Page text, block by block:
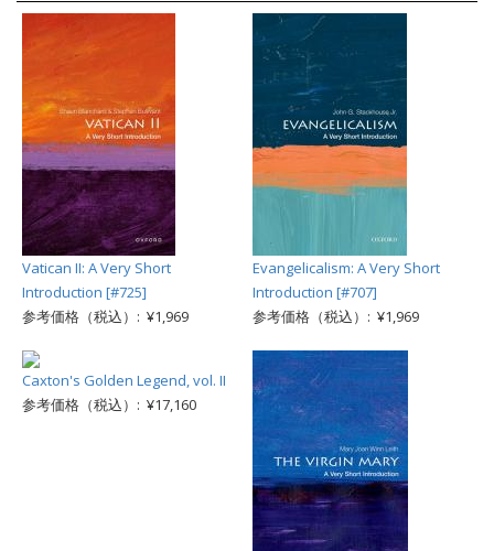
Vatican II: A Very Short
Introduction [#725]
参考価格（税込）: ¥1,969
Evangelicalism: A Very Short
Introduction [#707]
参考価格（税込）: ¥1,969
Caxton's Golden Legend, vol. II
参考価格（税込）: ¥17,160